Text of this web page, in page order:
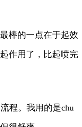
棒的一点在于起效
作用了，比起喷完
程。我用的是chu